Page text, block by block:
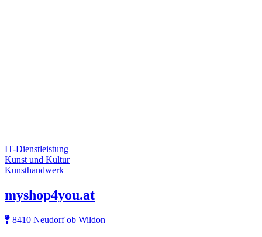
IT-Dienstleistung
Kunst und Kultur
Kunsthandwerk
myshop4you.at
8410 Neudorf ob Wildon